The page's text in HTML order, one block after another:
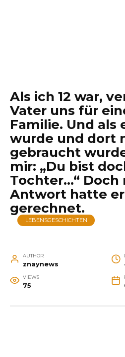
Als ich 12 war,
Vater uns für
Familie. Und als
wurde und dort
gebraucht
mir: „Du bist
Tochter…“
Antwort hatte
gerechnet.
LEBENSGESCHICHTEN
AUTHOR
znaynews
VIEWS
75